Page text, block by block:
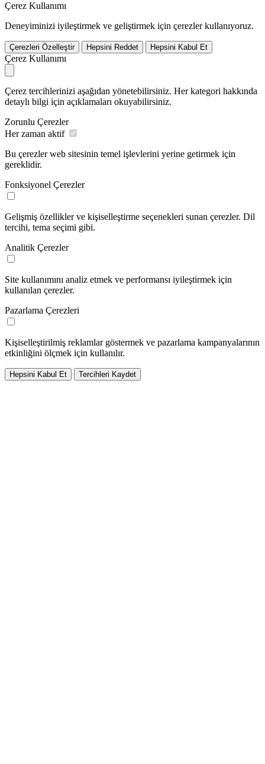
Çerez Kullanımı
Deneyiminizi iyileştirmek ve geliştirmek için çerezler kullanıyoruz.
Çerezleri Özelleştir Hepsini Reddet Hepsini Kabul Et
Çerez Kullanımı
Çerez tercihlerinizi aşağıdan yönetebilirsiniz. Her kategori hakkında
detaylı bilgi için açıklamaları okuyabilirsiniz.
Zorunlu Çerezler
Her zaman aktif
Bu çerezler web sitesinin temel işlevlerini yerine getirmek için
gereklidir.
Fonksiyonel Çerezler
Gelişmiş özellikler ve kişiselleştirme seçenekleri sunan çerezler. Dil
tercihi, tema seçimi gibi.
Analitik Çerezler
Site kullanımını analiz etmek ve performansı iyileştirmek için
kullanılan çerezler.
Pazarlama Çerezleri
Kişiselleştirilmiş reklamlar göstermek ve pazarlama kampanyalarının
etkinliğini ölçmek için kullanılır.
Hepsini Kabul Et Tercihleri Kaydet